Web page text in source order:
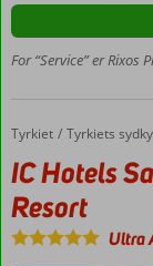
Privat
strand
Rummelge
suiter
Mulighed
up
Mange
barer og
restauranter
For “Service” er
Forside
Tyrkiet Tyrkiets
IC Hotels Santai Family Resort
IC Hotels
Resort
Ultra